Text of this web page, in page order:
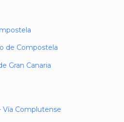
de Compostela
Gran Canaria
Vía Complutense